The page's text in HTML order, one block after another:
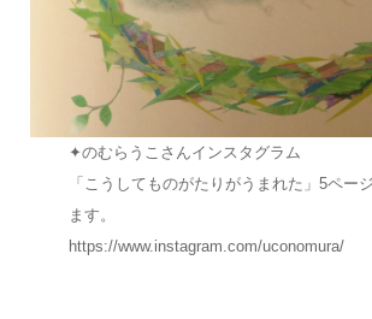
✦のむらうこさんインスタグラム
「こうしてものがたりがうまれた」5ペー
ます。
https://www.instagram.com/uconomura/